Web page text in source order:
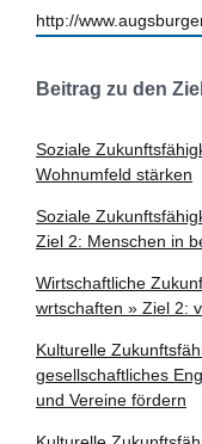
http://
Beitrag zu den
Soziale
Wohnumfeld stärken
Soziale
Ziel 2: Menschen in
Wirtschaftliche
wrtschaften » Ziel 2:
Kulturelle
gesellschaftliches
und Vereine fördern